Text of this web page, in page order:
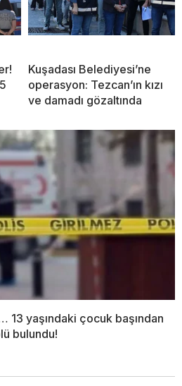
Kuşadası Belediyesi’ne
operasyon: Tezcan’ın kızı
ve damadı gözaltında
13 yaşındaki çocuk başından
bulundu!